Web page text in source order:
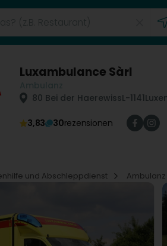
Luxambulance Sàrl
80 Bei der HaerewissL-1141
3,83 30rezensionen
und Abschleppdienst Ambulanz